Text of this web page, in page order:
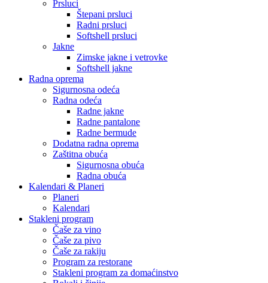
Prsluci
Štepani prsluci
Radni prsluci
Softshell prsluci
Jakne
Zimske jakne i vetrovke
Softshell jakne
Radna oprema
Sigurnosna odeća
Radna odeća
Radne jakne
Radne pantalone
Radne bermude
Dodatna radna oprema
Zaštitna obuća
Sigurnosna obuća
Radna obuća
Kalendari & Planeri
Planeri
Kalendari
Stakleni program
Čaše za vino
Čaše za pivo
Čaše za rakiju
Program za restorane
Stakleni program za domaćinstvo